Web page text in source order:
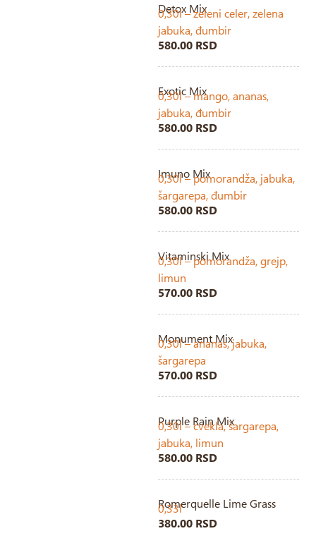
Detox Mix
0,30l – zeleni celer, zelena
jabuka, đumbir
580.00 RSD
Exotic Mix
0,30l – mango, ananas,
jabuka, đumbir
580.00 RSD
Imuno Mix
0,30l – pomorandža, jabuka,
šargarepa, đumbir
580.00 RSD
Vitaminski Mix
0,30l – pomorandža, grejp,
limun
570.00 RSD
Monument Mix
0,30l – ananas, jabuka,
šargarepa
570.00 RSD
Purple Rain Mix
0,30l – cvekla, šargarepa,
jabuka, limun
580.00 RSD
Romerquelle Lime Grass
0,33l
380.00 RSD